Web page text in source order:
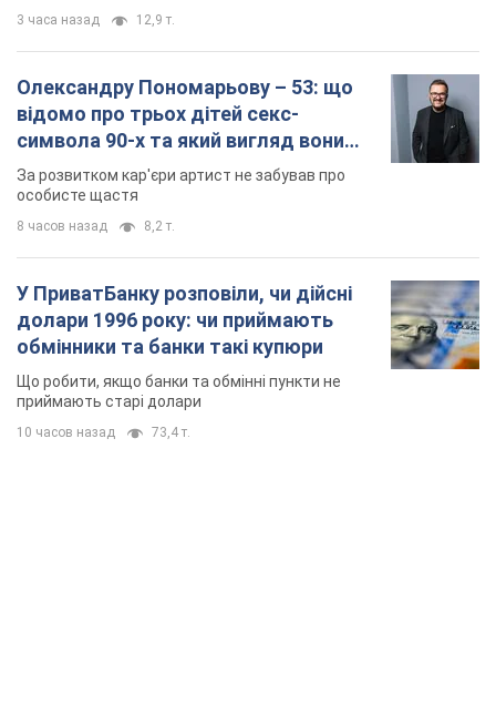
3 часа назад 12,9 т.
Олександру Пономарьову – 53: що
відомо про трьох дітей секс-
символа 90-х та який вигляд вони
мають
За розвитком кар'єри артист не забував про
особисте щастя
8 часов назад 8,2 т.
У ПриватБанку розповіли, чи дійсні
долари 1996 року: чи приймають
обмінники та банки такі купюри
Що робити, якщо банки та обмінні пункти не
приймають старі долари
10 часов назад 73,4 т.